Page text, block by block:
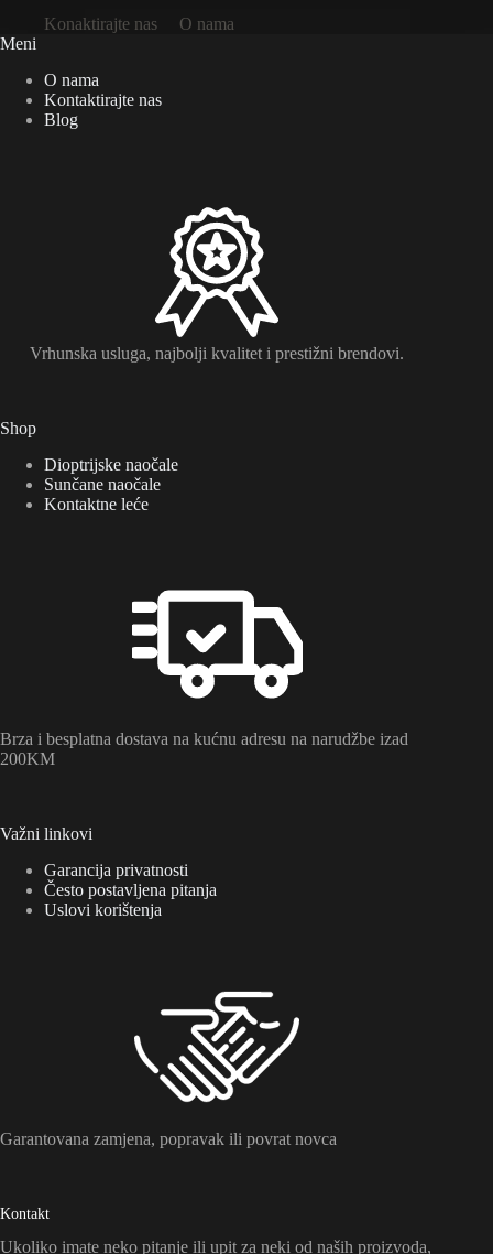
Konaktirajte nas
O nama
Meni
O nama
Kontaktirajte nas
Blog
Vrhunska usluga, najbolji kvalitet i prestižni brendovi.
Shop
Dioptrijske naočale
Sunčane naočale
Kontaktne leće
Brza i besplatna dostava na kućnu adresu na narudžbe izad
200KM
Važni linkovi
Garancija privatnosti
Često postavljena pitanja
Uslovi korištenja
Garantovana zamjena, popravak ili povrat novca
Kontakt
Ukoliko imate neko pitanje ili upit za neki od naših proizvoda,